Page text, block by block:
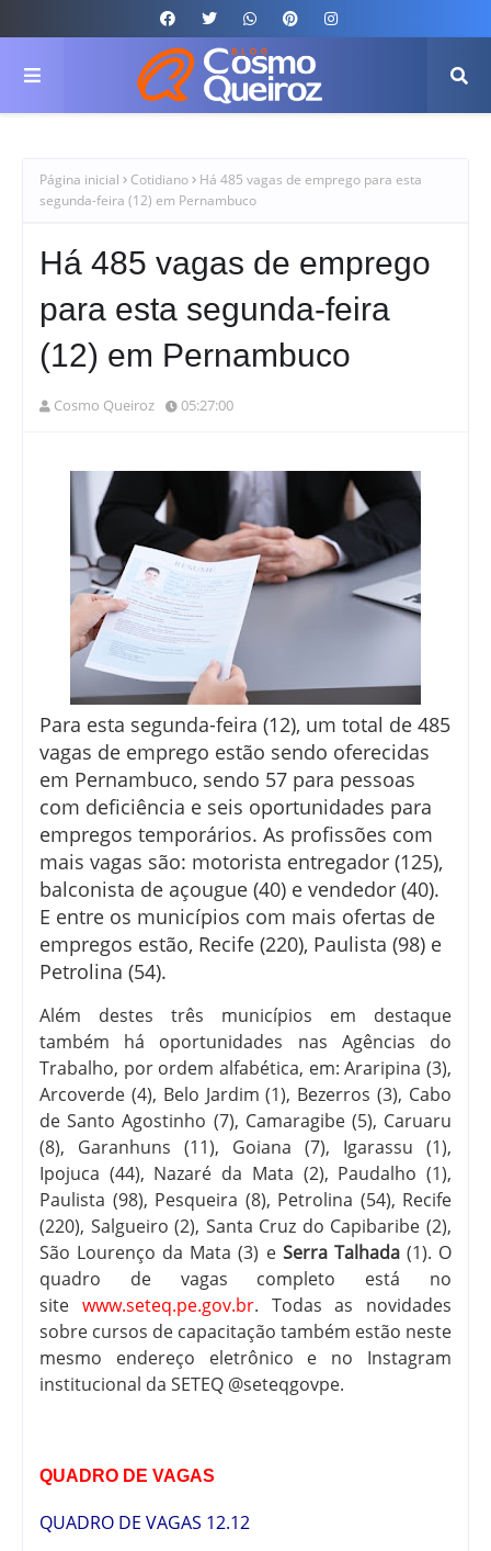
Página inicial Cotidiano
Há 485 vagas de emprego para esta
segunda-feira (12) em Pernambuco
Há 485 vagas de emprego
para esta segunda-feira
(12) em Pernambuco
Cosmo Queiroz 05:27:00
Para esta segunda-feira (12), um total de 485
vagas de emprego estão sendo oferecidas
em Pernambuco, sendo 57 para pessoas
com deficiência e seis oportunidades para
empregos temporários. As profissões com
mais vagas são: motorista entregador (125),
balconista de açougue (40) e vendedor (40).
E entre os municípios com mais ofertas de
empregos estão, Recife (220), Paulista (98) e
Petrolina (54).
Além destes três municípios em destaque
também há oportunidades nas Agências do
Trabalho, por ordem alfabética, em: Araripina (3),
Arcoverde (4), Belo Jardim (1), Bezerros (3), Cabo
de Santo Agostinho (7), Camaragibe (5), Caruaru
(8), Garanhuns (11), Goiana (7), Igarassu (1),
Ipojuca (44), Nazaré da Mata (2), Paudalho (1),
Paulista (98), Pesqueira (8), Petrolina (54), Recife
(220), Salgueiro (2), Santa Cruz do Capibaribe (2),
São Lourenço da Mata (3) e Serra Talhada(1). O
quadro de vagas completo está no
site www.seteq.pe.gov.br. Todas as novidades
sobre cursos de capacitação também estão neste
mesmo endereço eletrônico e no Instagram
institucional da SETEQ @seteqgovpe.
QUADRO DE VAGAS
QUADRO DE VAGAS 12.12